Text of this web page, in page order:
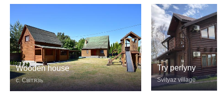
Wooden house
с. Світязь
Try perlyny
Svityaz village